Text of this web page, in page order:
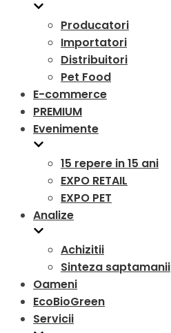
Producatori
Importatori
Distribuitori
Pet Food
E-commerce
PREMIUM
Evenimente
15 repere in 15 ani
EXPO RETAIL
EXPO PET
Analize
Achizitii
Sinteza saptamanii
Oameni
EcoBioGreen
Servicii